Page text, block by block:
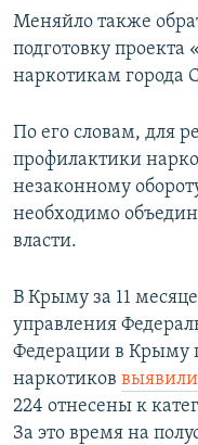
Меняйло также
подготовку
наркотикам города
По его словам, для
профилактики
незаконному
необходимо
власти.
В Крыму за 11
управления
Федерации в Крыму
наркотиков выявили
224 отнесены к
За это время на